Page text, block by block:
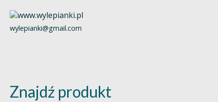
wylepianki@gmail.com
Znajdź produkt